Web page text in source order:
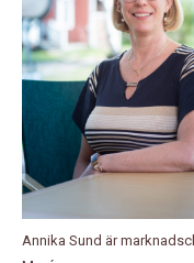
Annika Sund är